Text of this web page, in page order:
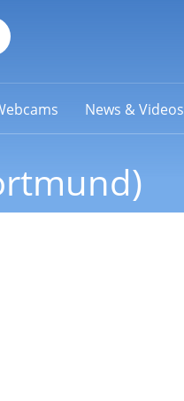
News & Videos